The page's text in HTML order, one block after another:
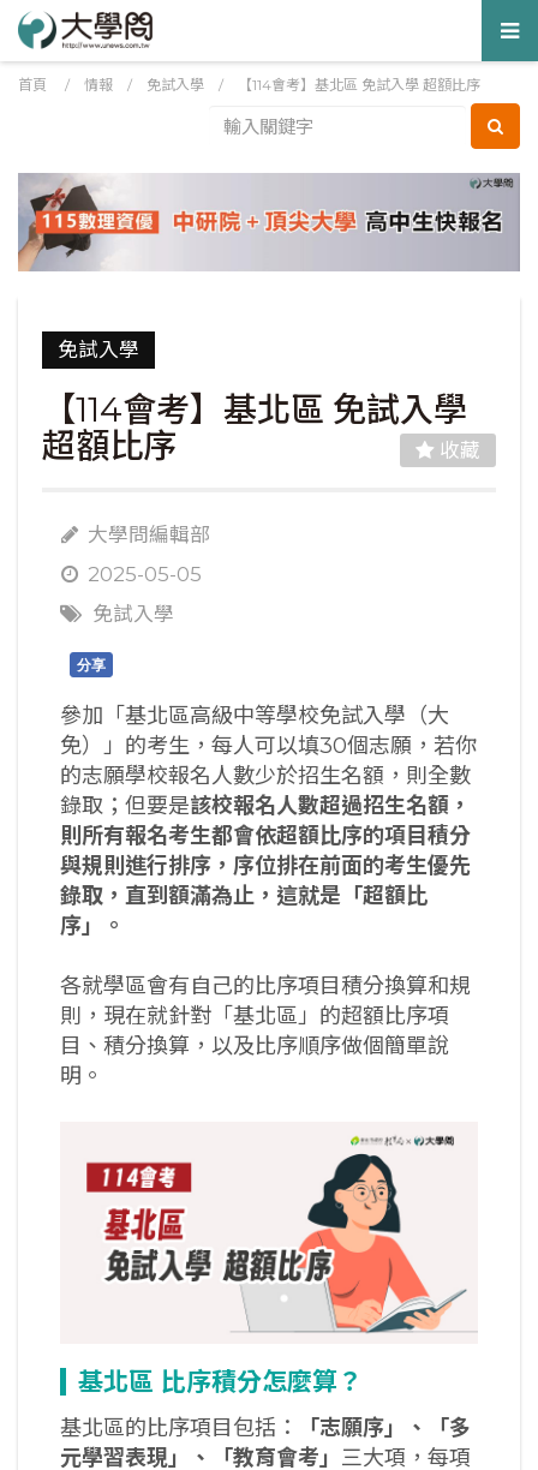
首頁 / 情報 / 免試入學 / 【114會考】基北區 免試入學 超額比序
免試入學
【114會考】基北區 免試入學
超額比序
收藏
大學問編輯部
2025-05-05
免試入學
分享
參加「基北區高級中等學校免試入學（大
免）」的考生，每人可以填30個志願，若你
的志願學校報名人數少於招生名額，則全數
錄取；但要是該校報名人數超過招生名額，
則所有報名考生都會依超額比序的項目積分
與規則進行排序，序位排在前面的考生優先
錄取，直到額滿為止，這就是「超額比
序」。
各就學區會有自己的比序項目積分換算和規
則，現在就針對「基北區」的超額比序項
目、積分換算，以及比序順序做個簡單說
明。
基北區 比序積分怎麼算？
基北區的比序項目包括：
「志願序」、「多
元學習表現」、「教育會考」 三大項，每項